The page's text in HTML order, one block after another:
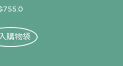
購物袋